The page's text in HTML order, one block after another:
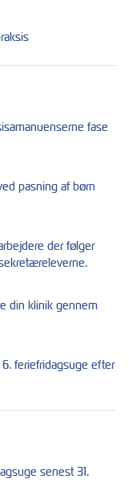
fase
pasning af børn
der følger
din klinik gennem
feriefridagsuge efter
senest 31.